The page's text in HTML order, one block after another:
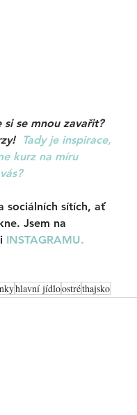
si se mnou zavařit?
Tady je inspirace,
kurz na míru
sociálních sítích, ať
Jsem na
i INSTAGRAMU.
hlavní jídloostréthajsko